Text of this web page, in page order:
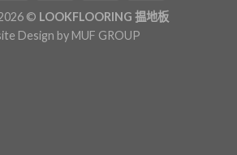
© LOOKFLOORING 揾地板
Design by MUF GROUP